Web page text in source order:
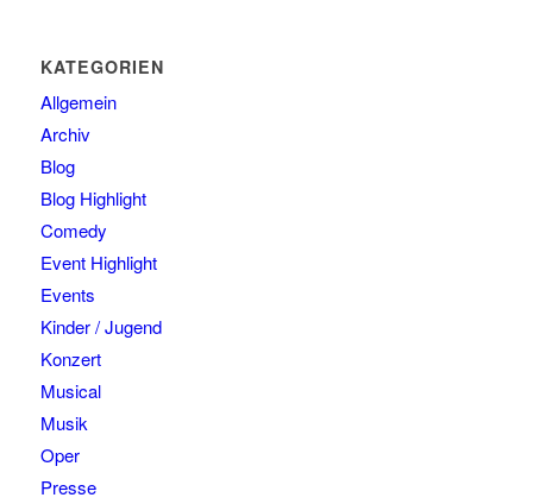
KATEGORIEN
Allgemein
Archiv
Blog
Blog Highlight
Comedy
Event Highlight
Events
Kinder / Jugend
Konzert
Musical
Musik
Oper
Presse